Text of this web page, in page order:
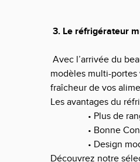
3. Le réfrigérateur
Avec l’arrivée du
modèles multi-
fraîcheur de vos
Les avantages du
• Plus de
• Bonne
• Design
Découvrez notre